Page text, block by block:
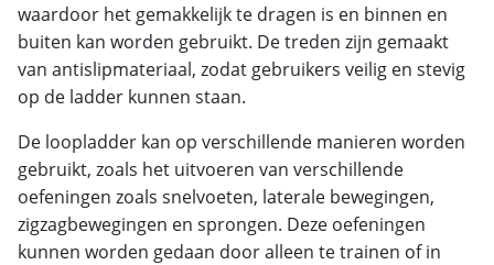
waardoor het gemakkelijk te dragen is en binnen en
buiten kan worden gebruikt. De treden zijn gemaakt
van antislipmateriaal, zodat gebruikers veilig en stevig
op de ladder kunnen staan.
De loopladder kan op verschillende manieren worden
gebruikt, zoals het uitvoeren van verschillende
oefeningen zoals snelvoeten, laterale bewegingen,
zigzagbewegingen en sprongen. Deze oefeningen
kunnen worden gedaan door alleen te trainen of in